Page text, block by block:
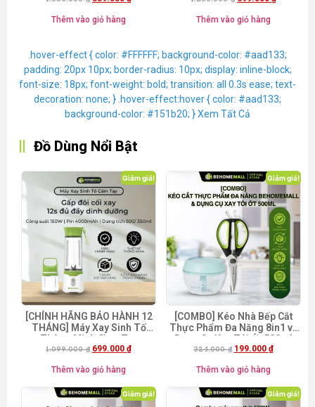
Thêm vào giỏ hàng
freeship BHMFS25]
Thêm vào giỏ hàng
.hover-effect { color: #FFFFFF; background-color: #aad133;
padding: 20px 10px; border-radius: 10px; display: inline-block;
font-size: 18px; font-weight: bold; transition: all 0.3s ease; text-
decoration: none; } .hover-effect:hover { color: #aad133;
background-color: #151b20; }Xem Tất Cả
Đồ Dùng Nổi Bật
Giảm giá!
[CHÍNH HÃNG BẢO HÀNH 12
THÁNG] Máy Xay Sinh Tố
Thông Minh Cầm Tay
BehomeMall BH-8689 [Mã
1.099.000₫ 699.000 ₫
Thêm vào giỏ hàng
Giảm giá!
[COMBO] Kéo Nhà Bếp Cắt
Thực Phẩm Đa Năng 8in1 và
Dụng Cụ Xay Tỏi Ớt 500ml
[Mã freeship BHMFS25]
324.000₫ 199.000 ₫
Thêm vào giỏ hàng
Giảm giá! Giảm giá!